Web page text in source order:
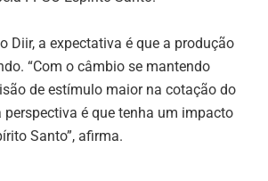
Diir, a expectativa é que a produção
“Com o câmbio se mantendo
de estímulo maior na cotação do
perspectiva é que tenha um impacto
Santo”, afirma.